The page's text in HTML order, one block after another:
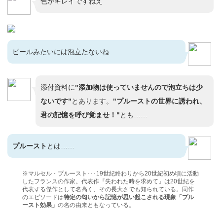
ビールみたいには泡立たないね
添付資料に"添加物は使っていませんので泡立ちは少
ないです"とあります。 "プルーストの世界に誘われ、
君の記憶を呼び覚ませ！"とも……
プルースト とは……
※マルセル・プルースト･･･19世紀終わりから20世紀初め頃に活動
したフランスの作家。代表作『失われた時を求めて』は20世紀を
代表する傑作として名高く、その長大さでも知られている。同作
のエピソードは特定の匂いから記憶が思い起こされる現象「プル
ースト効果」 の名の由来ともなっている。